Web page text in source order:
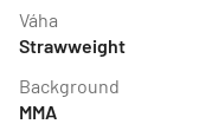
Váha
Strawweight
Background
MMA